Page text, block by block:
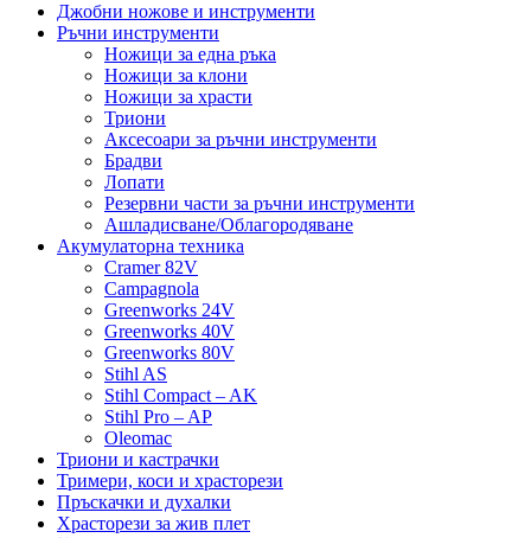
Джобни ножове и инструменти
Ръчни инструменти
Ножици за една ръка
Ножици за клони
Ножици за храсти
Триони
Аксесоари за ръчни инструменти
Брадви
Лопати
Резервни части за ръчни инструменти
Ашладисване/Облагородяване
Акумулаторна техника
Cramer 82V
Campagnola
Greenworks 24V
Greenworks 40V
Greenworks 80V
Stihl AS
Stihl Compact – AK
Stihl Pro – AP
Oleomac
Триони и кастрачки
Тримери, коси и храсторези
Пръскачки и духалки
Храсторези за жив плет